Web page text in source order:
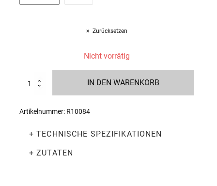
Zurücksetzen
Nicht vorrätig
Klarsichtfolie
IN DEN WARENKORB
Artikelnummer: R10084
+ TECHNISCHE SPEZIFIKATIONEN
+ ZUTATEN